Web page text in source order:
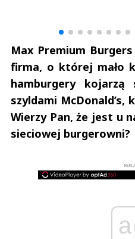
Max Premium
firma, o której mało
hamburgery
szyldami McDonald’s,
Wierzy Pan, że jest u
sieciowej burgerowni?